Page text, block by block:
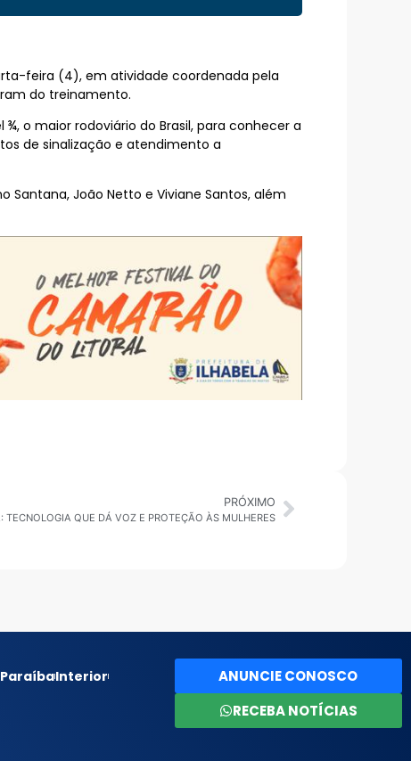
feira (4), em atividade coordenada pela
do treinamento.
o maior rodoviário do Brasil, para conhecer a
de sinalização e atendimento a
Santana, João Netto e Viviane Santos, além
PRÓXIMO
TECNOLOGIA QUE DÁ VOZ E PROTEÇÃO ÀS MULHERES
Interior
ANUNCIE CONOSCO
RECEBA NOTÍCIAS